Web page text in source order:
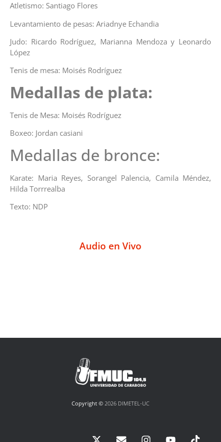
Atletismo: Santiago Flores
Levantamiento de pesas: Ariadnye Echandia
Judo: Ricardo Rodríguez, Marianna Mendoza y Leonardo
López
Tenis de mesa: Moisés Rodríguez
Medallas de plata:
Tenis de Mesa: Moisés Rodríguez
Boxeo: Jordan casiani
Medallas de bronce:
Karate: Maria Reyes, Sorangel Palencia, Camila Méndez,
Hilda Torrrealba
Texto: NDP
Audio en Vivo
Copyright © 2026 DIMETEL-UC